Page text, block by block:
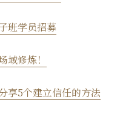
班学员招募
修炼！
享5个建立信任的方法